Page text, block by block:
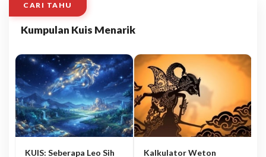
CARI TAHU
Kumpulan Kuis Menarik
KUIS: Seberapa Leo Sih Kalkulator Weton